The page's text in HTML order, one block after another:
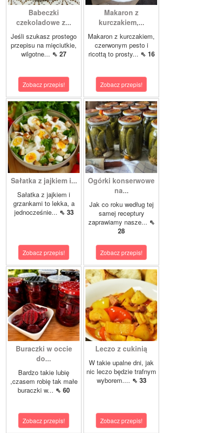
Babeczki
czekoladowe z...
Jeśli szukasz prostego
przepisu na mięciutkie,
wilgotne... ⇖ 27
Zobacz przepis!
Makaron z
kurczakiem,...
Makaron z kurczakiem,
czerwonym pesto i
ricottą to prosty... ⇖ 16
Zobacz przepis!
Sałatka z jajkiem i...
Sałatka z jajkiem i
grzankami to lekka, a
jednocześnie... ⇖ 33
Zobacz przepis!
Ogórki konserwowe
na...
Jak co roku według tej
samej receptury
zaprawiamy nasze... ⇖
28
Zobacz przepis!
Buraczki w occie
do...
Bardzo takie lubię
,czasem robię tak małe
buraczki w... ⇖ 60
Zobacz przepis!
Leczo z cukinią
W takie upalne dni, jak
nic leczo będzie trafnym
wyborem.... ⇖ 33
Zobacz przepis!